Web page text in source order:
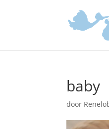
baby
door